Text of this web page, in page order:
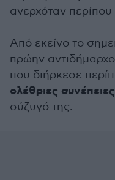
ανερχόταν
Από εκείνο το
πρώην
που διήρκεσε
ολέθριες συνέπειες
σύζυγό της.